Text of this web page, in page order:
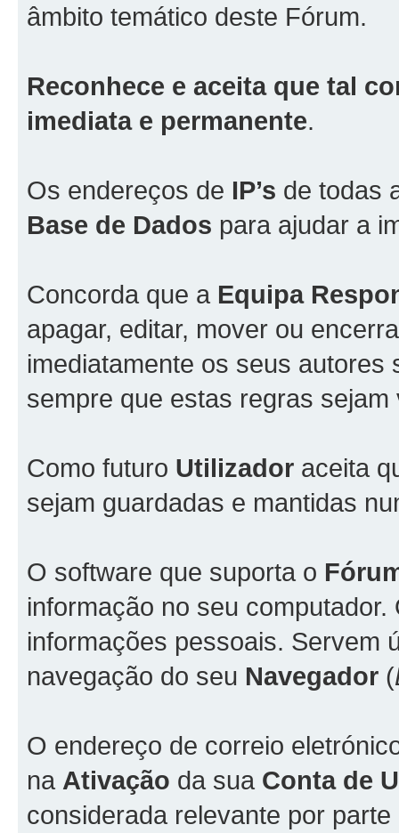
âmbito temático deste Fórum.
Reconhece e aceita que tal
imediata e permanente.
Os endereços de IP’s de todas
Base de Dados para ajudar a
Concorda que a Equipa
apagar, editar, mover ou
imediatamente os seus
sempre que estas regras sejam
Como futuro Utilizador aceita
sejam guardadas e mantidas
O software que suporta o
informação no seu
informações pessoais. Servem
navegação do seu Navegador (
O endereço de correio
na Ativação da sua Conta de
considerada relevante por